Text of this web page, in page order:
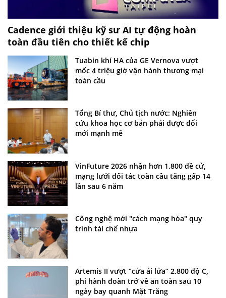
Cadence giới thiệu kỹ sư AI tự động hoàn
toàn đầu tiên cho thiết kế chip
Tuabin khí HA của GE Vernova vượt
mốc 4 triệu giờ vận hành thương mại
toàn cầu
Tổng Bí thư, Chủ tịch nước: Nghiên
cứu khoa học cơ bản phải được đổi
mới mạnh mẽ
VinFuture 2026 nhận hơn 1.800 đề cử,
mạng lưới đối tác toàn cầu tăng gấp 14
lần sau 6 năm
Công nghệ mới "cách mạng hóa" quy
trình tái chế nhựa
Artemis II vượt “cửa ải lửa” 2.800 độ C,
phi hành đoàn trở về an toàn sau 10
ngày bay quanh Mặt Trăng